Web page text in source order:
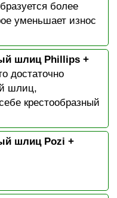
более
уменьшает износ
шлиц Phillips +
достаточно
шлиц,
крестообразный
шлиц Pozi +